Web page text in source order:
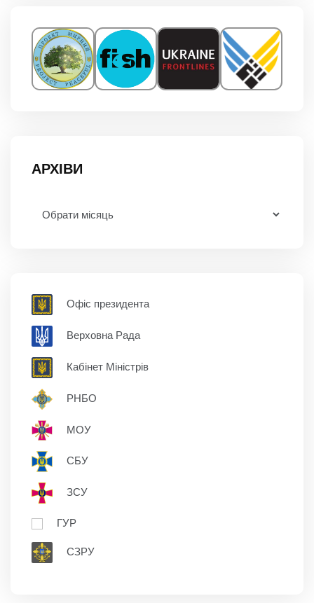
АРХІВИ
Офіс президента
Верховна Рада
Кабінет Міністрів
РНБО
МОУ
СБУ
ЗСУ
ГУР
СЗРУ